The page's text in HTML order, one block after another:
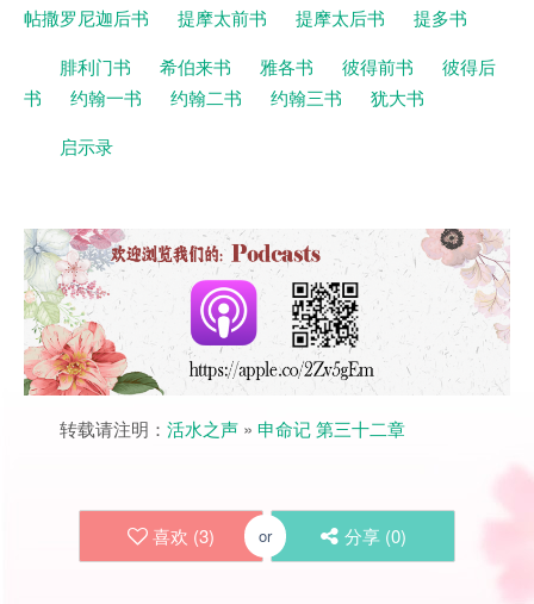
帖撒罗尼迦后书
提摩太前书 提摩太后书
提多书
腓利门书
希伯来书 雅各书 彼得前书
彼得后
书
约翰一书 约翰二书 约翰三书
犹大书
启示录
转载请注明： 活水之声 » 申命记 第三十二章
喜欢 (3) or 分享 (0)